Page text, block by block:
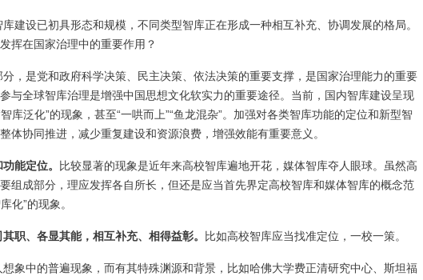
建设已初具形态和规模，不同类型智库正在形成一种相互补充、协调发展的格局。
挥在国家治理中的重要作用？
，是党和政府科学决策、民主决策、依法决策的重要支撑，是国家治理能力的重要
与全球智库治理是增强中国思想文化软实力的重要途径。当前，国内智库建设呈现
库泛化”的现象，甚至“一哄而上”“鱼龙混杂”。加强对各类智库功能的定位和新型智
体协同推进，减少重复建设和资源浪费，增强效能有重要意义。
能定位。
比较显著的现象是近年来高校智库遍地开花，媒体智库夺人眼球。虽然高
组成部分，理应发挥各自所长，但还是应当首先界定高校智库和媒体智库的概念范
化”的现象。
职、各显其能，相互补充、相得益彰。 比如高校智库应当找准定位，一校一策。
象中的普遍现象，而有其特殊渊源和背景，比如哈佛大学费正清研究中心、斯坦福